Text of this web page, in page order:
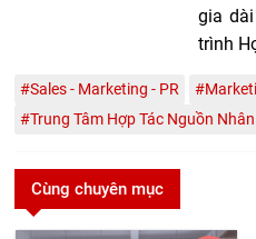
gia
trình
#Sales - Marketing - PR
#Trung Tâm Hợp Tác Nguồn
Cùng chuyên mục